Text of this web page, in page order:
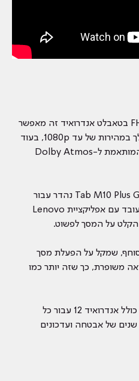
הצג המסנוור, 10.6 אינץ' FHD IPS בטאבלט אנדרואיד זה מאפשר
לך להזרים את שירותי הווידאו שלך במהירות של עד 1080p, בעוד
שמערכת הרמקולים המרובעים המותאמת ל-Dolby Atmos
טאבלט קל משקל ונייד כמו Tab M10 Plus Gen 3 נהדר עבור
מחקר ופרויקטים של סטודנטים, עובד עם אפליקציית Lenovo
שמקל על הפעלת מסך
משופרת, כך שזה יותר כמו
הטאבלט Tab M10 Plus Gen 3 כולל אנדרואיד 12 עבור כל
שנים של אבטחה ועדכונים